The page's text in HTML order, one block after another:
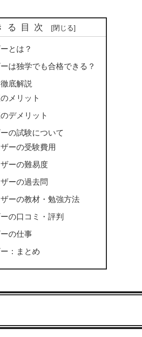
る目次
とは？
は独学でも合格できる？
底解説
メリット
デメリット
の試験について
ーの受験費用
ーの難易度
ーの過去問
ーの教材・勉強方法
の口コミ・評判
の仕事
：まとめ